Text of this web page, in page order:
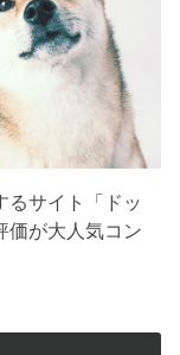
るサイト「ドッ
価が大人気コン